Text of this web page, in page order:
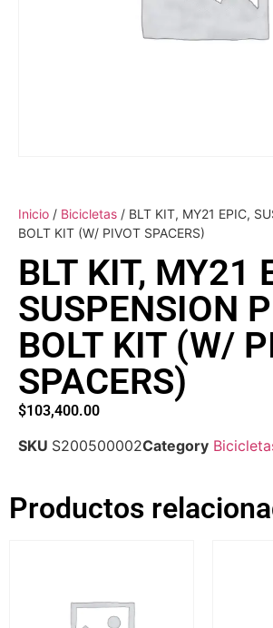
Inicio / Bicicletas / BLT KIT, MY21 EPIC,
BOLT KIT (W/ PIVOT SPACERS)
BLT KIT, MY21
SUSPENSION
BOLT KIT (W/
SPACERS)
$103,400.00
SKU S200500002Category
Productos